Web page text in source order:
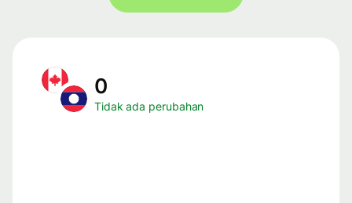
0
Tidak ada perubahan